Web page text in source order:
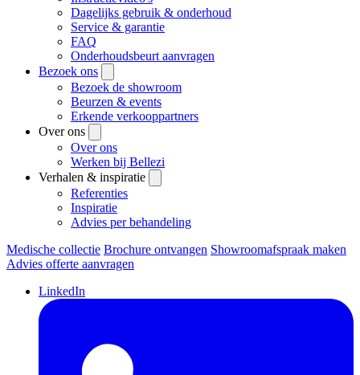
Dagelijks gebruik & onderhoud
Service & garantie
FAQ
Onderhoudsbeurt aanvragen
Bezoek ons
Bezoek de showroom
Beurzen & events
Erkende verkooppartners
Over ons
Over ons
Werken bij Bellezi
Verhalen & inspiratie
Referenties
Inspiratie
Advies per behandeling
Medische collectie Brochure ontvangen Showroomafspraak maken
Advies offerte aanvragen
LinkedIn